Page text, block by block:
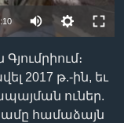
2017 թ.-ին, եւ
ուներ.
համաձայն